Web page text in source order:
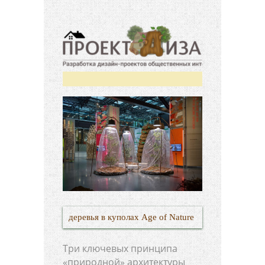
деревья в куполах Age of Nature
Три ключевых принципа
«природной» архитектуры